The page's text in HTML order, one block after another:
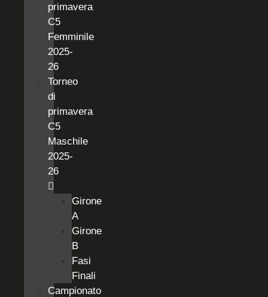
primavera
C5
Femminile
2025-
26
Torneo
di
primavera
C5
Maschile
2025-
26
Girone
A
Girone
B
Fasi
Finali
Campionato